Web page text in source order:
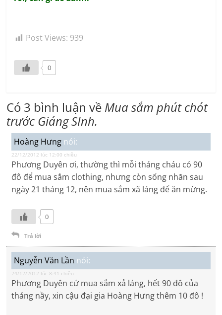
Post Views: 939
0
Có 3 bình luận về Mua sắm phút chót
trước Giáng SInh.
Hoàng Hưng nói:
22/12/2012 lúc 12:00 chiều
Phương Duyên ơi, thường thì mỗi tháng cháu có 90
đô để mua sắm clothing, nhưng còn sống nhăn sau
ngày 21 tháng 12, nên mua sắm xã láng để ăn mừng.
0
Trả lời
Nguyễn Văn Lần nói:
24/12/2012 lúc 8:41 chiều
Phương Duyên cứ mua sắm xả láng, hết 90 đô của
tháng nầy, xin cậu đại gia Hoàng Hưng thêm 10 đô !